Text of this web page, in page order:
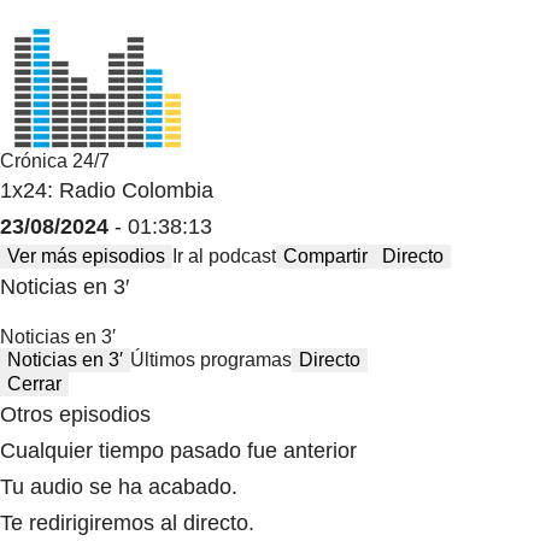
Crónica 24/7
1x24: Radio Colombia
23/08/2024 - 01:38:13
Ver más episodios Ir al podcast Compartir Directo
Noticias en 3′
Noticias en 3′
Noticias en 3′ Últimos programas Directo
Cerrar
Otros episodios
Cualquier tiempo pasado fue anterior
Tu audio se ha acabado.
Te redirigiremos al directo.